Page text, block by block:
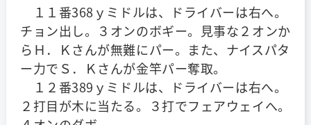
１１番368ｙミドルは、ドライバーは右へ。
チョン出し。３オンのボギー。見事な２オンか
らＨ．Ｋさんが無難にパー。また、ナイスパタ
ー力でＳ．Ｋさんが金竿パー奪取。
１２番389ｙミドルは、ドライバーは右へ。
２打目が木に当たる。３打でフェアウェイへ。